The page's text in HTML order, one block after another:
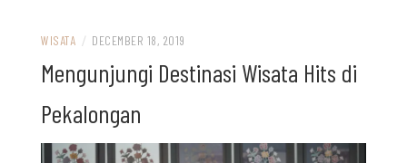
WISATA / DECEMBER 18, 2019
Mengunjungi Destinasi Wisata Hits di
Pekalongan